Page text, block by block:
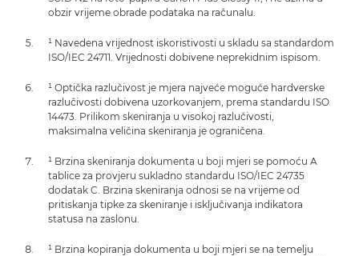
obzir vrijeme obrade podataka na računalu.
¹ Navedena vrijednost iskoristivosti u skladu sa standardom
ISO/IEC 24711. Vrijednosti dobivene neprekidnim ispisom.
¹ Optička razlučivost je mjera najveće moguće hardverske
razlučivosti dobivena uzorkovanjem, prema standardu ISO
14473. Prilikom skeniranja u visokoj razlučivosti,
maksimalna veličina skeniranja je ograničena.
¹ Brzina skeniranja dokumenta u boji mjeri se pomoću A
tablice za provjeru sukladno standardu ISO/IEC 24735
dodatak C. Brzina skeniranja odnosi se na vrijeme od
pritiskanja tipke za skeniranje i isključivanja indikatora
statusa na zaslonu.
¹ Brzina kopiranja dokumenta u boji mjeri se na temelju